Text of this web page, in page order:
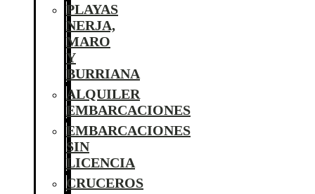
PLAYAS
NERJA,
MARO
Y
BURRIANA
ALQUILER
EMBARCACIONES
EMBARCACIONES
SIN
LICENCIA
CRUCEROS